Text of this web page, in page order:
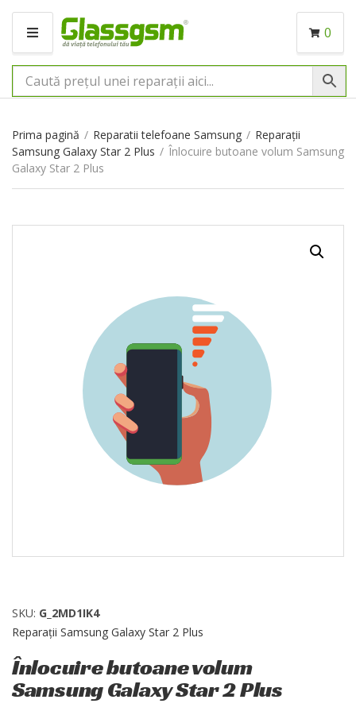
M
N
I
0
Prima pagină / Reparatii telefoane Samsung / Reparații
Samsung Galaxy Star 2 Plus / Înlocuire butoane volum Samsung
Galaxy Star 2 Plus
SKU: G_2MD1IK4
Reparații Samsung Galaxy Star 2 Plus
Înlocuire butoane volum
Samsung Galaxy Star 2 Plus